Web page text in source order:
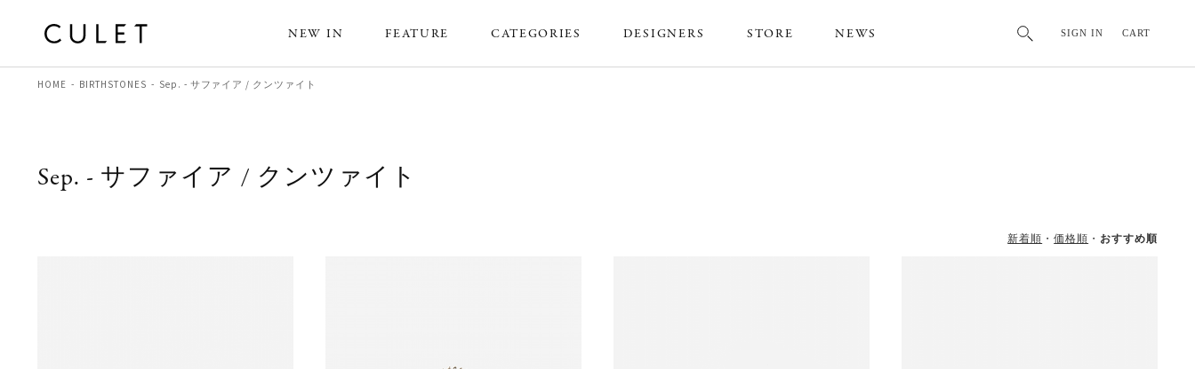
NEW IN FEATURE CATEGORIES DESIGNERS STORE NEWS SIGN IN CART
HOME BIRTHSTONES Sep. - サファイア / クンツァイト
Sep. - サファイア / クンツァイト
新着順 価格順 おすすめ順